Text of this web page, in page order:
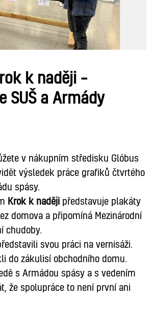
k naději –
SUŠ a Armády
v nákupním středisku Glóbus
výsledek práce grafiků čtvrtého
spásy.
Krok k naději představuje plakáty
domova a připomíná Mezinárodní
chudoby.
svou práci na vernisáži.
do zákulisí obchodního domu.
s Armádou spásy a s vedením
že spolupráce to není první ani